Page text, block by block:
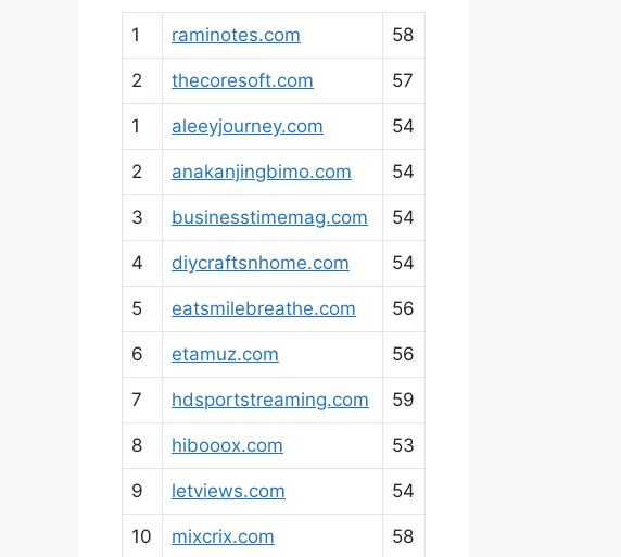
1 raminotes.com 58
2 thecoresoft.com 57
1 aleeyjourney.com 54
2 anakanjingbimo.com 54
3 businesstimemag.com 54
4 diycraftsnhome.com 54
5 eatsmilebreathe.com 56
6 etamuz.com 56
7 hdsportstreaming.com 59
8 hibooox.com 53
9 letviews.com 54
10 mixcrix.com 58